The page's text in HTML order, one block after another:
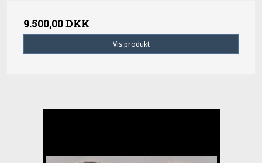
9.500,00 DKK
Vis produkt